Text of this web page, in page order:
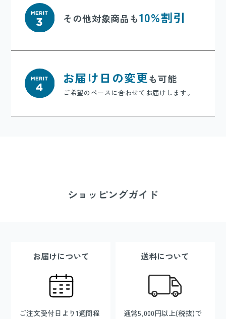
その他対象商品も10%割引
お届け日の変更も可能
ご希望のペースに合わせてお届けします。
ショッピングガイド
お届けについて
ご注文受付日より1週間程
送料について
通常5,000円以上(税抜)で